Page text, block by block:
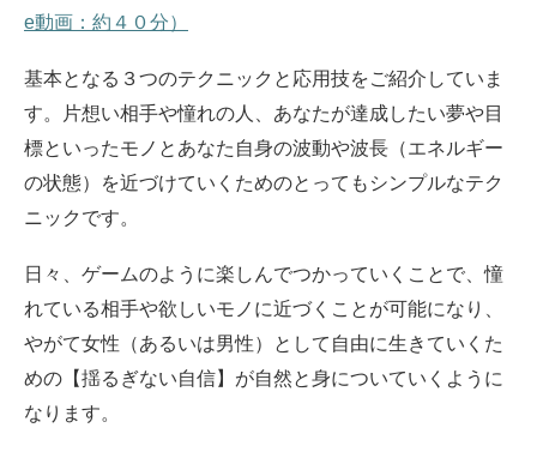
e動画：約４０分）
基本となる３つのテクニックと応用技をご紹介していま
す。片想い相手や憧れの人、あなたが達成したい夢や目
標といったモノとあなた自身の波動や波長（エネルギー
の状態）を近づけていくためのとってもシンプルなテク
ニックです。
日々、ゲームのように楽しんでつかっていくことで、憧
れている相手や欲しいモノに近づくことが可能になり、
やがて女性（あるいは男性）として自由に生きていくた
めの【揺るぎない自信】が自然と身についていくように
なります。